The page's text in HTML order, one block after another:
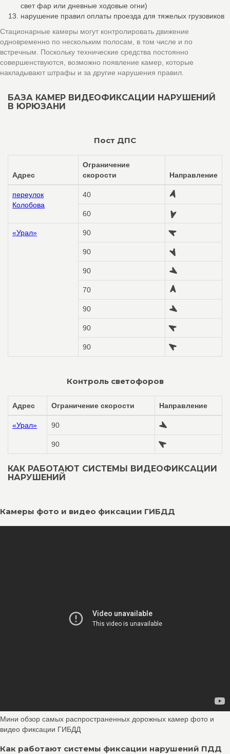
свет фар или дневные ходовые огни)
нарушение правил оплаты проезда для тяжелых грузовиков
Стационарные камеры могут контролировать движение
одновременно по нескольким полосам, в том числе и по
встречным. Поскольку технические средства постоянно
совершенствуются, возможно появление камер, которые
накладывают штрафы и за другие нарушения правил.
БАЗА КАМЕР ВИДЕОФИКСАЦИИ НАРУШЕНИЙ
В ЮРЮЗАНИ
Пост ДПС
Адрес
Ограничение
скорости
Направление
переулок
Колобова
40
60
«Урал» 90
90
90
70
90
90
90
Контроль светофоров
Адрес Ограничение скорости Направление
«Урал» 90
90
КАК РАБОТАЮТ СИСТЕМЫ ВИДЕОФИКСАЦИИ
НАРУШЕНИЙ
Камеры фото и видео фиксации ГИБДД
Мини обзор самых распространенных дорожных камер фото и
видео фиксации ГИБДД
Как работают системы фиксации нарушений ПДД